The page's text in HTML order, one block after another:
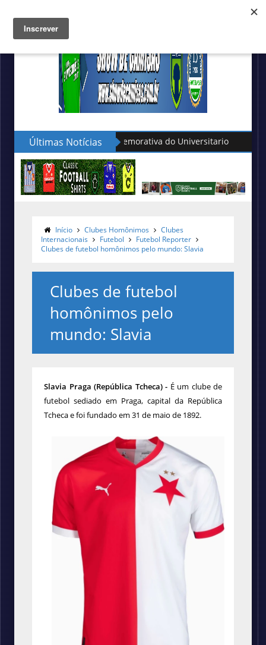
Últimas Notícias Puma apresenta as novas
Início Clubes Homônimos
Clubes
Internacionais
Futebol
Futebol Reporter
Clubes de futebol homônimos pelo mundo: Slavia
Clubes de futebol
homônimos pelo
mundo: Slavia
Slavia Praga (República Tcheca) - É um clube de
futebol sediado em Praga, capital da República
Tcheca e foi fundado em 31 de maio de 1892.